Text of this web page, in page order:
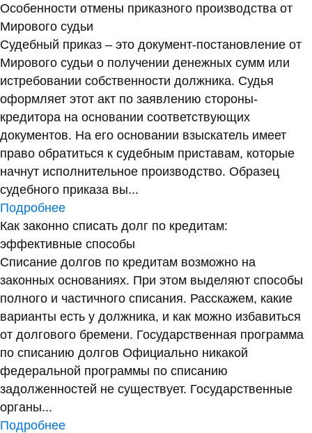
Особенности отмены приказного производства от
Мирового судьи
Судебный приказ – это документ-постановление от
Мирового судьи о получении денежных сумм или
истребовании собственности должника. Судья
оформляет этот акт по заявлению стороны-
кредитора на основании соответствующих
документов. На его основании взыскатель имеет
право обратиться к судебным приставам, которые
начнут исполнительное производство. Образец
судебного приказа вы...
Подробнее
Как законно списать долг по кредитам:
эффективные способы
Списание долгов по кредитам возможно на
законных основаниях. При этом выделяют способы
полного и частичного списания. Расскажем, какие
варианты есть у должника, и как можно избавиться
от долгового бремени. Государственная программа
по списанию долгов Официально никакой
федеральной программы по списанию
задолженностей не существует. Государственные
органы...
Подробнее